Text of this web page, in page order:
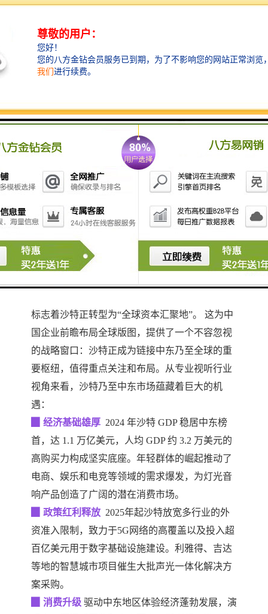
光、智能音响、舞台科技、数字标牌及沉浸式交
互系统等全产业链创新成果，为与会者搭建一个
高效平台，助力洞察行业趋势、拓展商业网络和
获取成新技术解决方案。
【市场概况
】
标志着沙特正转型为“全球资本汇聚地”。 这为中
国企业前瞻布局全球版图，提供了一个不容忽视
的战略窗口：沙特正成为链接中东乃至全球的重
要枢纽，值得重点关注和布局。从专业视听行业
视角来看，沙特乃至中东市场蕴藏着巨大的机
遇：
经济基础雄厚 2024 年沙特 GDP 稳居中东榜
首，达 1.1 万亿美元，人均 GDP 约 3.2 万美元的
高购买力构成坚实底座。年轻群体的崛起推动了
电商、娱乐和电竞等领域的需求爆发，为灯光音
响产品创造了广阔的潜在消费市场。
政策红利释放 2025年起沙特放宽多行业的外
资准入限制，致力于5G网络的高覆盖以及投入超
百亿美元用于数字基础设施建设。利雅得、吉达
等地的智慧城市项目催生大批声光一体化解决方
案采购。
消费升级 驱动中东地区体验经济蓬勃发展，演